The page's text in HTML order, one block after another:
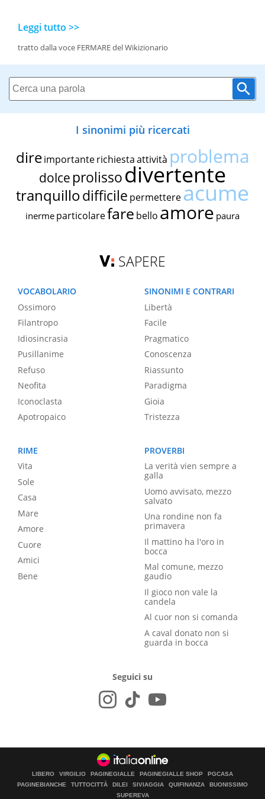
Leggi tutto >>
tratto dalla voce FERMARE del Wikizionario
I sinonimi più ricercati
dire importante richiestaattività problema
dolce prolissodivertente
tranquillodifficile permettereacume
inerme particolarefare bello amore paura
SAPERE
VOCABOLARIO
Ossimoro
Filantropo
Idiosincrasia
Pusillanime
Refuso
Neofita
Iconoclasta
Apotropaico
SINONIMI E CONTRARI
Libertà
Facile
Pragmatico
Conoscenza
Riassunto
Paradigma
Gioia
Tristezza
RIME
Vita
Sole
Casa
Mare
Amore
Cuore
Amici
Bene
PROVERBI
La verità vien sempre a
galla
Uomo avvisato, mezzo
salvato
Una rondine non fa
primavera
Il mattino ha l'oro in
bocca
Mal comune, mezzo
gaudio
Il gioco non vale la
candela
Al cuor non si comanda
A caval donato non si
guarda in bocca
Seguici su
LIBERO VIRGILIO PAGINEGIALLE PAGINEGIALLE SHOP
PGCASA
PAGINEBIANCHE
TUTTOCITTÀ DILEI SIVIAGGIA QUIFINANZA
BUONISSIMO
SUPEREVA